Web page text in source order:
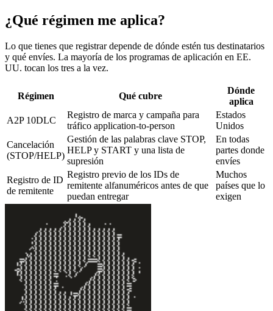
¿Qué régimen me aplica?
Lo que tienes que registrar depende de dónde estén tus destinatarios
y qué envíes. La mayoría de los programas de aplicación en EE.
UU. tocan los tres a la vez.
Régimen Qué cubre
Dónde
aplica
A2P 10DLC
Registro de marca y campaña para
tráfico application-to-person
Estados
Unidos
Cancelación
(STOP/HELP)
Gestión de las palabras clave STOP,
HELP y START y una lista de
supresión
En todas
partes donde
envíes
Registro de ID
de remitente
Registro previo de los IDs de
remitente alfanuméricos antes de que
puedan entregar
Muchos
países que lo
exigen